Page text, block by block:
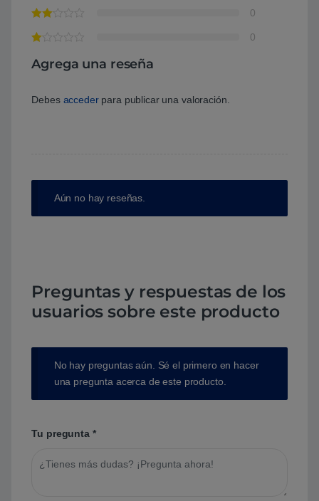
0
0
Agrega una reseña
Debes accederpara publicar una valoración.
Aún no hay reseñas.
Preguntas y respuestas de los
usuarios sobre este producto
No hay preguntas aún. Sé el primero en hacer
una pregunta acerca de este producto.
Tu pregunta *